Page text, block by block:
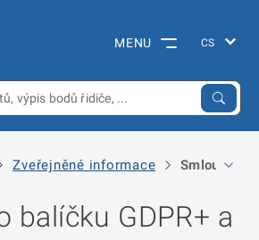
MENU
Zveřejněné informace Smlouva o
balíčku GDPR+ a